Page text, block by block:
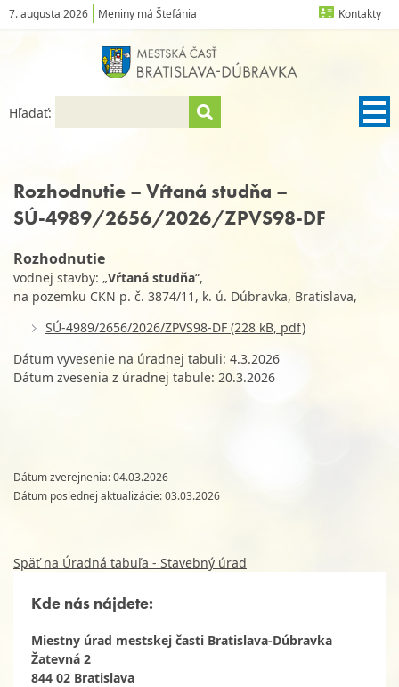
7. augusta 2026 Meniny má Štefánia Kontakty
Hľadať:
Rozhodnutie – Vŕtaná studňa –
SÚ-4989/2656/2026/ZPVS98-DF
Rozhodnutie
vodnej stavby: „Vŕtaná studňa“,
na pozemku CKN p. č. 3874/11, k. ú. Dúbravka, Bratislava,
SÚ-4989/2656/2026/ZPVS98-DF (228 kB, pdf)
Dátum vyvesenie na úradnej tabuli: 4.3.2026
Dátum zvesenia z úradnej tabule: 20.3.2026
Dátum zverejnenia: 04.03.2026
Dátum poslednej aktualizácie: 03.03.2026
Späť na Úradná tabuľa - Stavebný úrad
Kde nás nájdete:
Miestny úrad mestskej časti Bratislava-Dúbravka
Žatevná 2
844 02 Bratislava